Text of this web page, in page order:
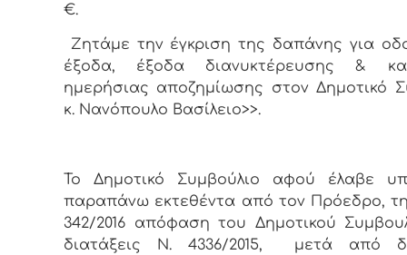
€.
Ζητάμε την έγκριση της δαπάνης για
έξοδα, έξοδα διανυκτέρευσης &
ημερήσιας αποζημίωσης στον Δημοτικό
κ. Νανόπουλο Βασίλειο>>.
Το Δημοτικό Συμβούλιο αφού έλαβε
παραπάνω εκτεθέντα από τον Πρόεδρο,
342/2016 απόφαση του Δημοτικού
διατάξεις
Ν. 4336/2015, μετά από